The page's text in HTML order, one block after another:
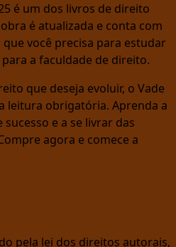
é um dos livros de direito
é atualizada e conta com
você precisa para estudar
a faculdade de direito.
que deseja evoluir, o Vade
leitura obrigatória. Aprenda a
e a se livrar das
agora e comece a
pela lei dos direitos autorais,